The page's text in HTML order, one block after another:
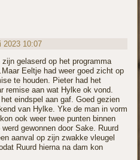
2023 10:07
gelaserd op het programma
Eeltje had weer goed zicht op
te houden. Pieter had het
remise aan wat Hylke ok vond.
eindspel aan gaf. Goed gezien
van Hylke. Yke de man in vorm
ook weer twee punten binnen
gewonnen door Sake. Ruurd
aanval op zijn zwakke vleugel
Ruurd hierna na dam kon